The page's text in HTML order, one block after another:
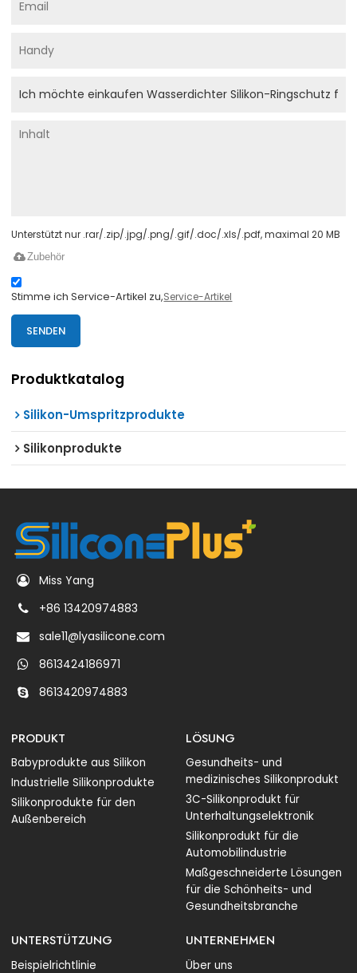
Unterstützt nur .rar/.zip/.jpg/.png/.gif/.doc/.xls/.pdf, maximal 20 MB
Zubehör
Stimme ich Service-Artikel zu,Service-Artikel
SENDEN
Produktkatalog
Silikon-Umspritzprodukte
Silikonprodukte
Miss Yang
+86 13420974883
sale11@lyasilicone.com
8613424186971
8613420974883
PRODUKT
Babyprodukte aus Silikon
Industrielle Silikonprodukte
Silikonprodukte für den
Außenbereich
LÖSUNG
Gesundheits- und
medizinisches Silikonprodukt
3C-Silikonprodukt für
Unterhaltungselektronik
Silikonprodukt für die
Automobilindustrie
Maßgeschneiderte Lösungen
für die Schönheits- und
Gesundheitsbranche
UNTERSTÜTZUNG
Beispielrichtlinie
UNTERNEHMEN
Über uns